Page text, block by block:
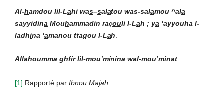
Al-hamdou lil-Lahi was–salatou was-salamou ^ala
sayyidina Mouhammadin raçouli l-Lah ; ya ‘ayyouha l-
ladhina ‘amanou ttaqou l-Lah
Allahoumma ghfir lil-mou’minina wal-mou’minat
[1] Rapporté par Ibnou Majah.